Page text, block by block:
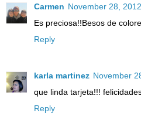
Carmen November 28,
Es preciosa!!Besos de
Reply
karla martinez November
que linda tarjeta!!!
Reply